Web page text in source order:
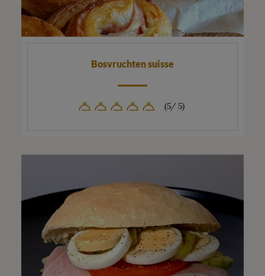
Bosvruchten suisse
(5/ 5)